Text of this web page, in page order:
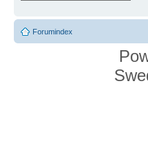
Forumindex